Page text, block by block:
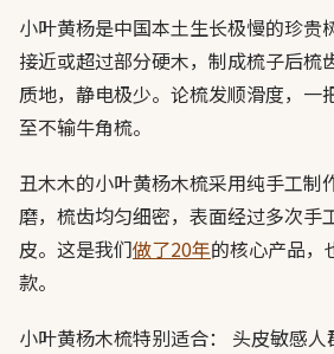
小叶黄杨是中国本土生长极慢的珍贵
接近或超过部分硬木，制成梳子后梳
质地，静电极少。论梳发顺滑度，一
至不输牛角梳。
丑木木的小叶黄杨木梳采用纯手工制
磨，梳齿均匀细密，表面经过多次手
皮。这是我们做了20年的核心产品，
款。
小叶黄杨木梳特别适合： 头皮敏感人